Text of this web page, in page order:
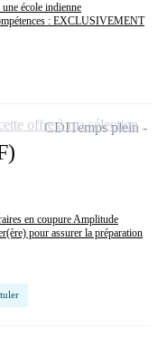
école indienne
: EXCLUSIVEMENT
en coupure Amplitude
pour assurer la préparation
CDITemps plein
offre à ma sélection